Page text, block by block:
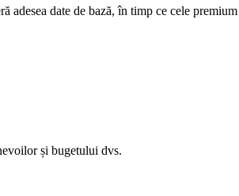
adesea date de bază, în timp ce cele
și bugetului dvs.